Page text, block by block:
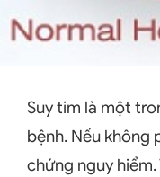
Suy tim là một
bệnh. Nếu không
chứng nguy